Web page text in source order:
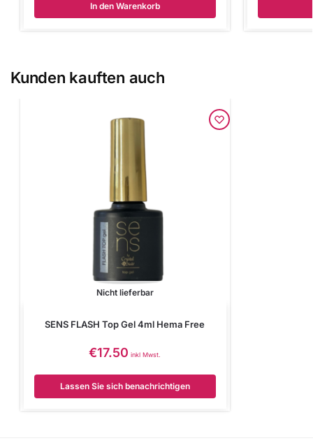
In den Warenkorb
Kunden kauften auch
Nicht lieferbar
SENS FLASH Top Gel 4ml Hema Free
€17.50 inkl Mwst.
Lassen Sie sich benachrichtigen